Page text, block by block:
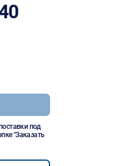
под
"Заказать